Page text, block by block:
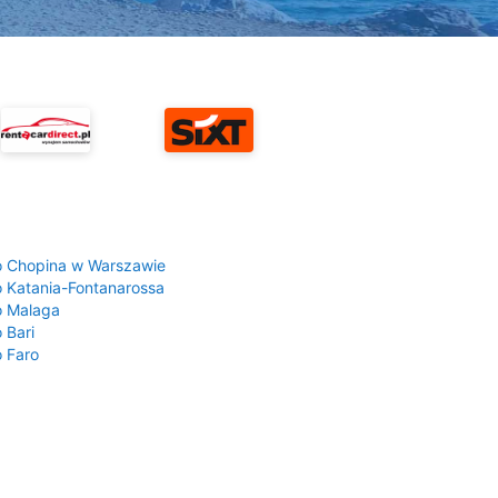
Chopina w Warszawie
Katania-Fontanarossa
Malaga
Bari
Faro